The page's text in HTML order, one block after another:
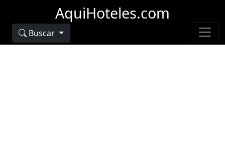
AquiHoteles.com
Buscar